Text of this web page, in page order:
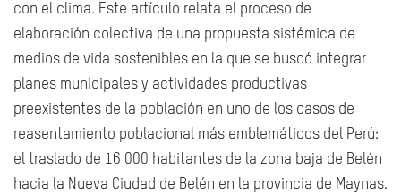
con el clima. Este artículo relata el proceso de
elaboración colectiva de una propuesta sistémica de
medios de vida sostenibles en la que se buscó integrar
planes municipales y actividades productivas
preexistentes de la población en uno de los casos de
reasentamiento poblacional más emblemáticos del Perú:
el traslado de 16 000 habitantes de la zona baja de Belén
hacia la Nueva Ciudad de Belén en la provincia de Maynas.